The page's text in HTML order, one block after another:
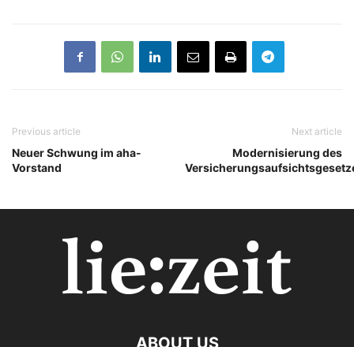
Previous article
Neuer Schwung im aha-
Vorstand
Next article
Modernisierung des
ABOUT US